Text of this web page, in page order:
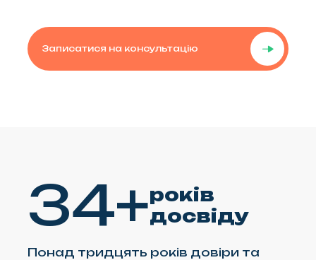
Записатися на консультацію
34+років
досвіду
Понад тридцять років довіри та